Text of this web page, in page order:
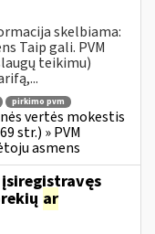
skelbiama:
Taip gali. PVM
teikimu)
pirkimo pvm
vertės mokestis
str.) » PVM
asmens
ar